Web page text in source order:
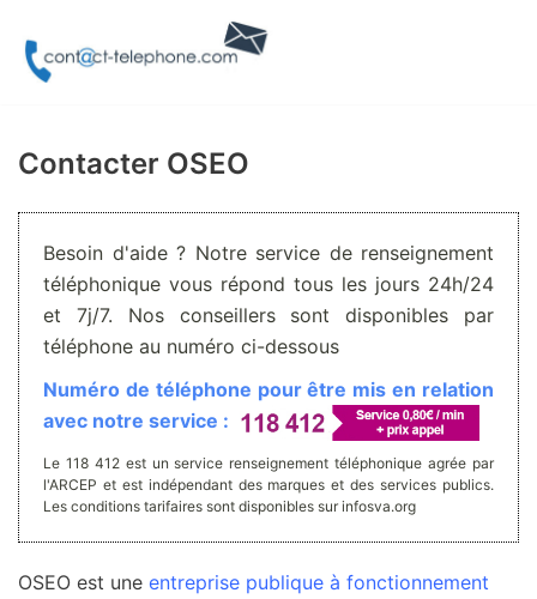
Aller
Contacter OSEO
Besoin d'aide ? Notre service de renseignement
téléphonique vous répond tous les jours 24h/24
et 7j/7. Nos conseillers sont disponibles par
téléphone au numéro ci-dessous
Numéro de téléphone pour être mis en relation
avec notre service :
Le 118 412 est un service renseignement téléphonique agrée par
l'ARCEP et est indépendant des marques et des services publics.
Les conditions tarifaires sont disponibles sur infosva.org
OSEO est une entreprise publique à fonctionnement